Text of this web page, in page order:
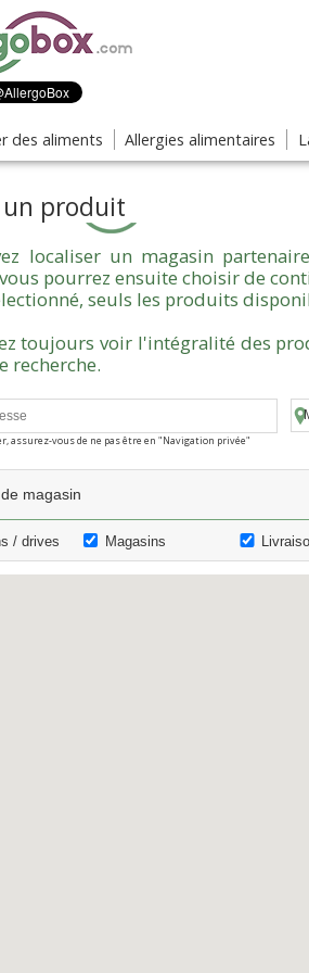
des aliments Allergies alimentaires
produit
localiser un magasin
pourrez ensuite choisir de
seuls les produits
toujours voir l'intégralité des
recherche.
assurez-vous de ne pas être en "Navigation privée"
magasin
/ drives Magasins